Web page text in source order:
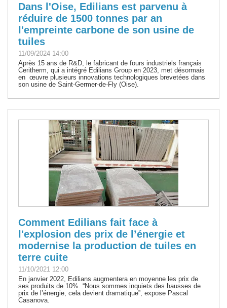
Dans l'Oise, Edilians est parvenu à
réduire de 1500 tonnes par an
l'empreinte carbone de son usine de
tuiles
11/09/2024 14:00
Après 15 ans de R&D, le fabricant de fours industriels français
Ceritherm, qui a intégré Edilians Group en 2023, met désormais
en œuvre plusieurs innovations technologiques brevetées dans
son usine de Saint-Germer-de-Fly (Oise).
Comment Edilians fait face à
l'explosion des prix de l’énergie et
modernise la production de tuiles en
terre cuite
11/10/2021 12:00
En janvier 2022, Edilians augmentera en moyenne les prix de
ses produits de 10%. “Nous sommes inquiets des hausses de
prix de l’énergie, cela devient dramatique”, expose Pascal
Casanova.